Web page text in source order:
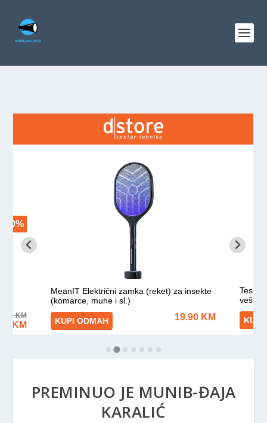
PREMINUO JE MUNIB-ĐAJA
KARALIĆ